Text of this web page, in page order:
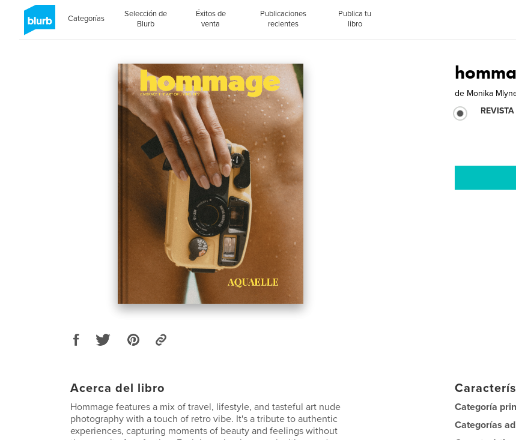
Categorías
Selección de
Blurb
Éxitos de
venta
Publicaciones
recientes
Publica tu
libro
de Monika
REVISTA
Acerca del libro
Hommage features a mix of travel, lifestyle, and tasteful art nude
photography with a touch of retro vibe. It's a tribute to authentic
experiences, capturing moments of beauty and feelings without
Categoría
Categorías